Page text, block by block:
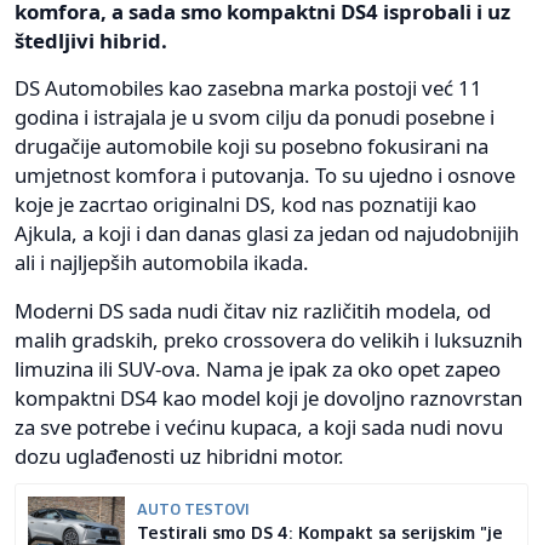
komfora, a sada smo kompaktni DS4 isprobali i uz
štedljivi hibrid.
DS Automobiles kao zasebna marka postoji već 11
godina i istrajala je u svom cilju da ponudi posebne i
drugačije automobile koji su posebno fokusirani na
umjetnost komfora i putovanja. To su ujedno i osnove
koje je zacrtao originalni DS, kod nas poznatiji kao
Ajkula, a koji i dan danas glasi za jedan od najudobnijih
ali i najljepših automobila ikada.
Moderni DS sada nudi čitav niz različitih modela, od
malih gradskih, preko crossovera do velikih i luksuznih
limuzina ili SUV-ova. Nama je ipak za oko opet zapeo
kompaktni DS4 kao model koji je dovoljno raznovrstan
za sve potrebe i većinu kupaca, a koji sada nudi novu
dozu uglađenosti uz hibridni motor.
AUTO TESTOVI
Testirali smo DS 4: Kompakt sa serijskim "je